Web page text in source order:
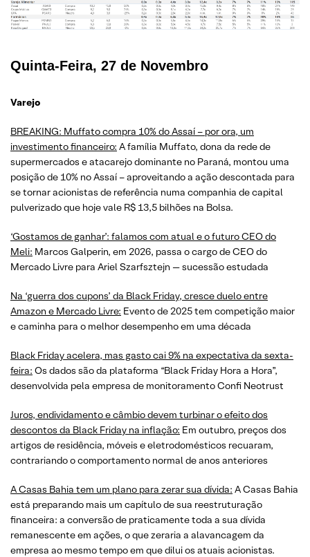
Quinta-Feira, 27 de Novembro
Varejo
BREAKING: Muffato compra 10% do Assaí – por ora, um
investimento financeiro: A família Muffato, dona da rede de
supermercados e atacarejo dominante no Paraná, montou uma
posição de 10% no Assaí – aproveitando a ação descontada para
se tornar acionistas de referência numa companhia de capital
pulverizado que hoje vale R$ 13,5 bilhões na Bolsa.
‘Gostamos de ganhar’: falamos com atual e o futuro CEO do
Meli: Marcos Galperin, em 2026, passa o cargo de CEO do
Mercado Livre para Ariel Szarfsztejn — sucessão estudada
Na ‘guerra dos cupons’ da Black Friday, cresce duelo entre
Amazon e Mercado Livre: Evento de 2025 tem competição maior
e caminha para o melhor desempenho em uma década
Black Friday acelera, mas gasto cai 9% na expectativa da sexta-
feira: Os dados são da plataforma “Black Friday Hora a Hora”,
desenvolvida pela empresa de monitoramento Confi Neotrust
Juros, endividamento e câmbio devem turbinar o efeito dos
descontos da Black Friday na inflação: Em outubro, preços dos
artigos de residência, móveis e eletrodomésticos recuaram,
contrariando o comportamento normal de anos anteriores
A Casas Bahia tem um plano para zerar sua dívida: A Casas Bahia
está preparando mais um capítulo de sua reestruturação
financeira: a conversão de praticamente toda a sua dívida
remanescente em ações, o que zeraria a alavancagem da
empresa ao mesmo tempo em que dilui os atuais acionistas.